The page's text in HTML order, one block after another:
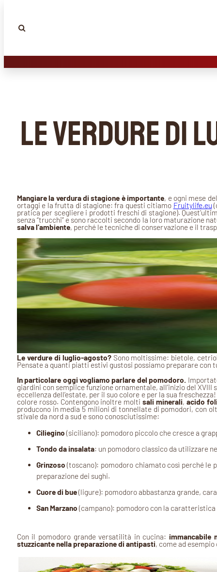
Le verdure di
Mangiare la verdura di stagione è importante, e ogni mese
ortaggi e la frutta di stagione: fra questi citiamo Fruitylife.eu
pratica per scegliere i prodotti freschi di stagione).
senza “trucchi” e sono raccolti secondo la loro maturazione
salva l’ambiente, perché le tecniche di conservazione e il
Le verdure di luglio-agosto?Sono moltissime: bietole,
Pensate a quanti piatti estivi gustosi possiamo preparare con
In particolare oggi vogliamo parlare del pomodoro.
giardini con semplice funzione ornamentale, all’inizio del
eccellenza dell’estate, per il suo colore e per la sua
colore rosso. Contengono inoltre molti sali minerali, acido
producono in media 5 milioni di tonnellate di pomodori, con
stivale da nord a sud e sono conosciutissime:
Ciliegino (siciliano): pomodoro piccolo che cresce a
Tondo da insalata: un pomodoro classico da utilizzare
Grinzoso (toscano): pomodoro chiamato così perché le
preparazione dei sughi.
Cuore di bue(ligure): pomodoro abbastanza grande,
San Marzano (campano): pomodoro con la
Con il pomodoro grande versatilità in cucina: immancabile
stuzzicante nella preparazione di antipasti, come ad